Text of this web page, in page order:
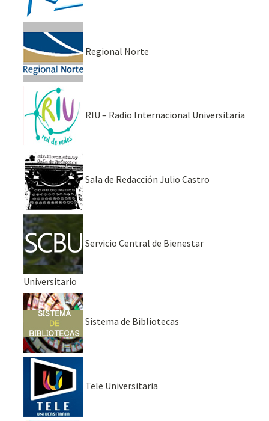
Regional Norte
RIU – Radio Internacional Universitaria
Sala de Redacción Julio Castro
Servicio Central de Bienestar
Universitario
Sistema de Bibliotecas
Tele Universitaria